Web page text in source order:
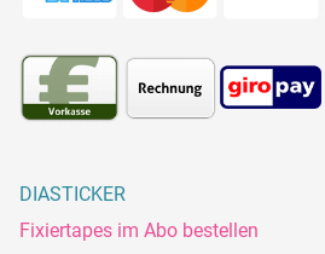
DIASTICKER
Fixiertapes im Abo bestellen